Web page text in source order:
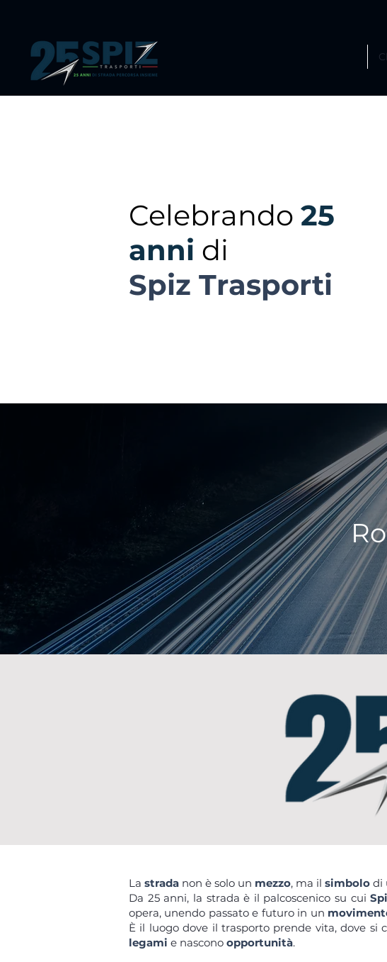
Celebrando 25
anni di
Spiz Trasporti
La strada non è solo un mezzo, ma il simbolo di
Da 25 anni, la strada è il palcoscenico su cui
opera, unendo passato e futuro in un
È il luogo dove il trasporto prende vita, dove si
legami e nascono opportunità.